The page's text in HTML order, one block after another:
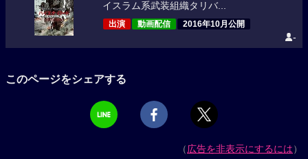
イスラム系武装組織タリバ...
出演 動画配信 2016年10月公開
-
このページをシェアする
（広告を非表示にするには）